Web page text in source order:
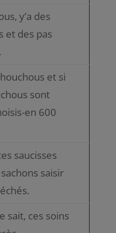
y’a des
et des pas
et si
sont
en 600
saucisses
saisir
sait, ces soins